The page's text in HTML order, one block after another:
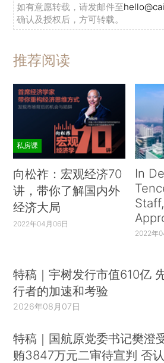
如有意愿转载，请发邮件至
确认及授权后，方可转载。
推荐阅读
私房课
向松祚：宏观经济70
讲，带你了解国内外
经济大局
2022年04月06日
In
2022年
特稿｜宇树发行市值610亿
行者的加速和考验
2026年08月07日
特稿｜国航原党委书记樊澄
贿3847万元二审待宣判 否认